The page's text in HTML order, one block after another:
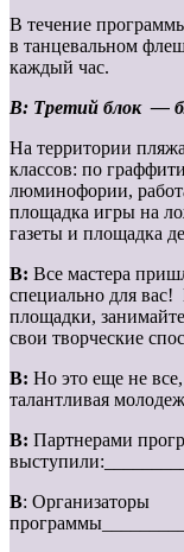
В течение
в танцевальном
каждый час.
В: Третий блок —
На территории
классов: по
люминофории,
площадка игры на
газеты и площадка
В: Все мастера
специально для вас!
площадки,
свои творческие
В: Но это еще не
талантливая
В: Партнерами
В: Организаторы